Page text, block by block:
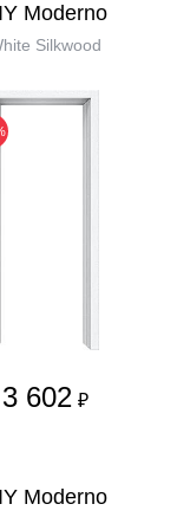
Moderno
Silkwood
3 602 ₽
Moderno